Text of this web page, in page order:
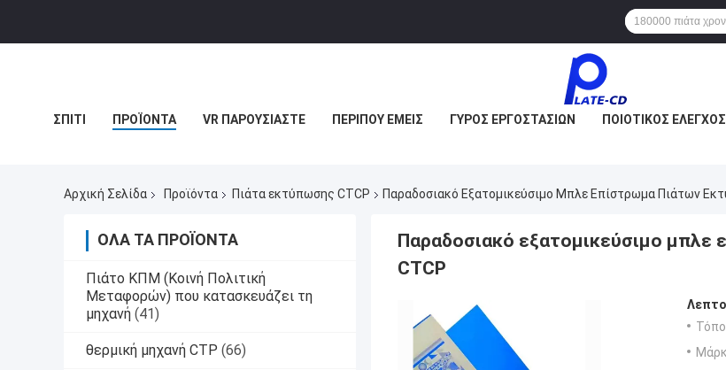
ΣΠΊΤΙ ΠΡΟΪΌΝΤΑ VR ΠΑΡΟΥΣΙΆΣΤΕ ΠΕΡΊΠΟΥ ΕΜΕΊΣ ΓΎΡΟΣ ΕΡΓΟΣΤΑΣΊΩΝ ΠΟΙΟΤΙΚΌΣ ΈΛΕΓΧΟΣ
Αρχική Σελίδα Προϊόντα Πιάτα εκτύπωσης CTCP Παραδοσιακό Εξατομικεύσιμο Μπλε Επίστρωμα Πιάτων
ΌΛΑ ΤΑ ΠΡΟΪΌΝΤΑ
Πιάτο ΚΠΜ (Κοινή Πολιτική
Μεταφορών) που κατασκευάζει τη
μηχανή (41)
θερμική μηχανή CTP (66)
Παραδοσιακό εξατομικεύσιμο
CTCP